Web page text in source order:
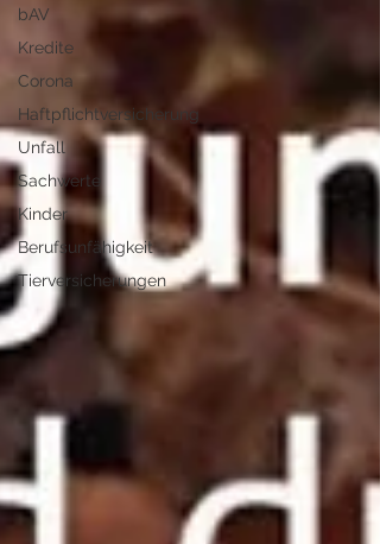
bAV
Kredite
Corona
Haftpflichtversicherung
Unfall
Sachwerte
Kinder
Berufsunfähigkeit
Tierversicherungen